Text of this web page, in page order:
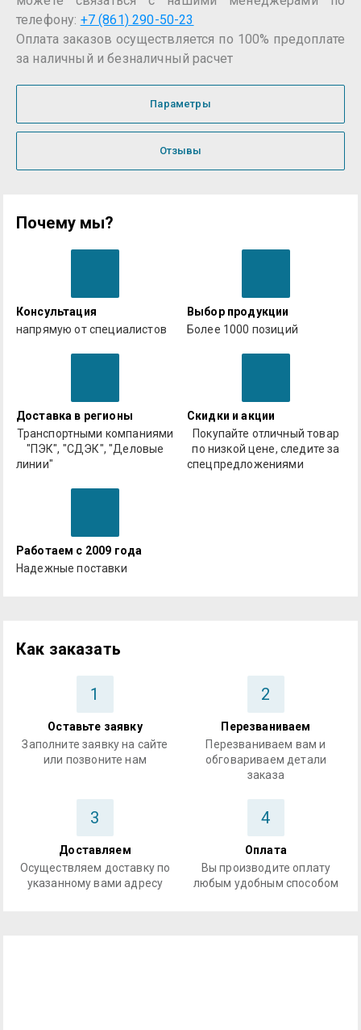
телефону: +7 (861) 290-50-23
Оплата заказов осуществляется по 100% предоплате
за наличный и безналичный расчет
Параметры
Отзывы
Почему мы?
Консультация
напрямую от специалистов
Выбор продукции
Более 1000 позиций
Доставка в регионы
Транспортными компаниями
"ПЭК", "СДЭК", "Деловые
линии"
Скидки и акции
Покупайте отличный товар
по низкой цене, следите за
спецпредложениями
Работаем с 2009 года
Надежные поставки
Как заказать
1
Оставьте заявку
Заполните заявку на сайте
или позвоните нам
2
Перезваниваем
Перезваниваем вам и
обговариваем детали
заказа
3
Доставляем
Осуществляем доставку по
указанному вами адресу
4
Оплата
Вы производите оплату
любым удобным способом